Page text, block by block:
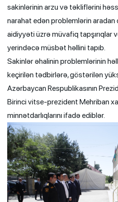
sakinlərinin arzu və təkliflərini
narahat edən problemlərin aradan
aidiyyəti üzrə müvafiq tapşırıqlar
yerindəcə müsbət həllini tapıb.
Sakinlər əhalinin problemlərinin
keçirilən tədbirlərə, göstərilən
Azərbaycan Respublikasının
Birinci vitse-prezident Mehriban
minnətdarlıqlarını ifadə ediblər.